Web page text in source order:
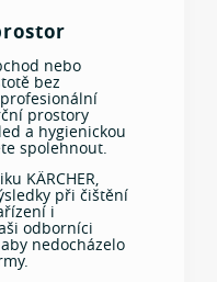
nebo
bez
prostory
a hygienickou
spolehnout.
KÄRCHER,
při čištění
i
odborníci
nedocházelo